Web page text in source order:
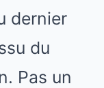
dernier
du
Pas un